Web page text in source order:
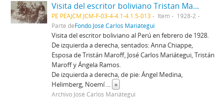
Visita del escritor boliviano Tristan Maroff
PE PEAJCM JCM-F-03-4-4.1-4.1.5-013 Item
1928-2
Parte deFondo José Carlos Mariátegui
Visita del escritor boliviano al Perú en febrero de 1928.
De izquierda a derecha, sentados: Anna Chiappe,
Esposa de Tristán Maroff, José Carlos Mariátegui, Tristán
Maroff y Ángela Ramos.
De izquierda a derecha, de pie: Ángel Medina,
Helimberg, Noemí... »
Archivo José Carlos Mariátegui